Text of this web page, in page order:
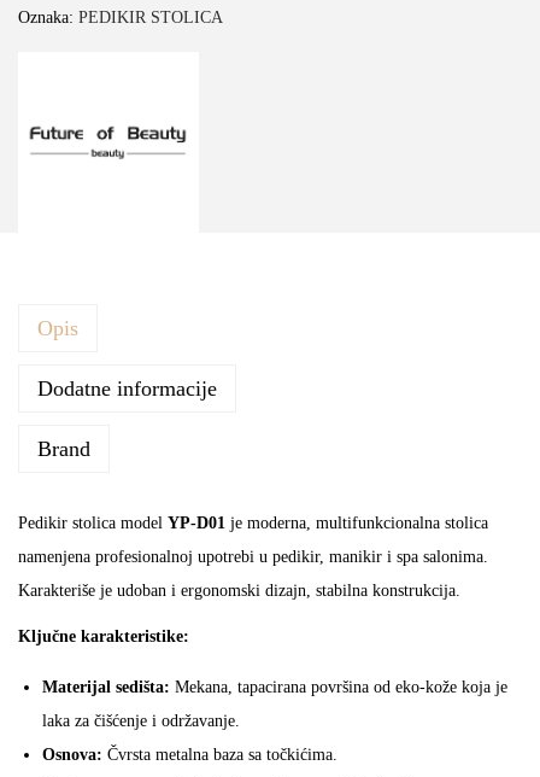
k
t
P
D
1
k
o
č
i
n
Oznaka: PEDIKIR STOLICA
Opis
Dodatne informacije
Brand
Pedikir stolica model YP-D01 je moderna, multifunkcionalna stolica
namenjena profesionalnoj upotrebi u pedikir, manikir i spa salonima.
Karakteriše je udoban i ergonomski dizajn, stabilna konstrukcija.
Ključne karakteristike:
Materijal sedišta: Mekana, tapacirana površina od eko-kože koja je
laka za čišćenje i održavanje.
Osnova: Čvrsta metalna baza sa točkićima.